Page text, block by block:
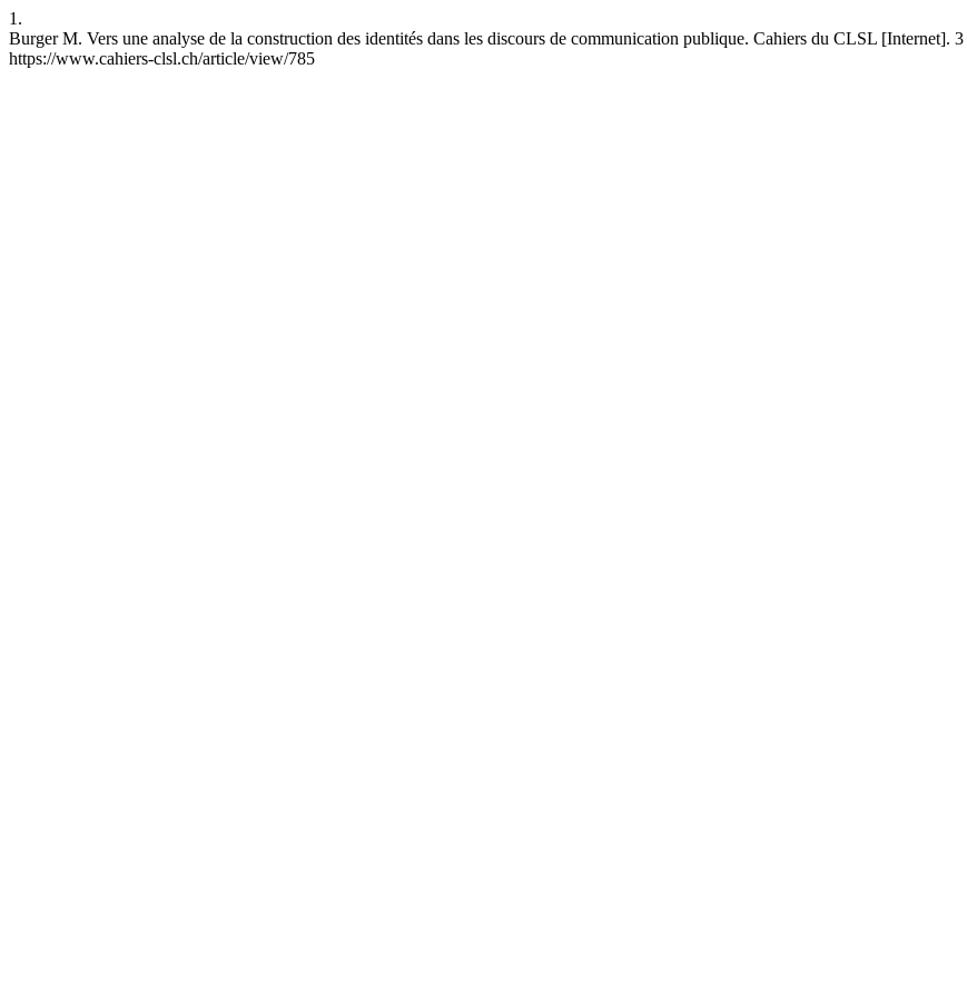
1.
Burger M. Vers une analyse de la construction des identités dans les discours de communication publique. Cahiers du CLSL [Internet].
https://www.cahiers-clsl.ch/article/view/785